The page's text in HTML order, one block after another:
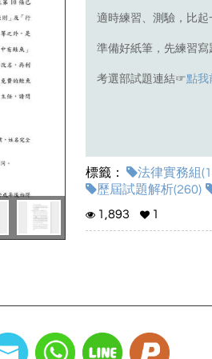
適時練習、測驗，比
準備好紙筆，先練習
考選部試題連結☞點我
標籤： 法律實務組
歷屆試題解析(260)
1,893 1